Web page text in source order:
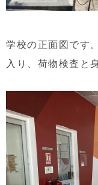
学校の正面図です
入り、荷物検査と